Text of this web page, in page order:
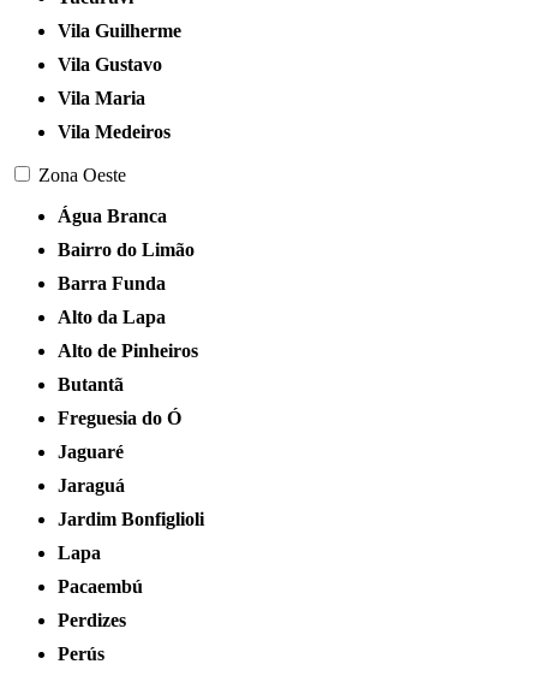
Vila Guilherme
Vila Gustavo
Vila Maria
Vila Medeiros
Zona Oeste
Água Branca
Bairro do Limão
Barra Funda
Alto da Lapa
Alto de Pinheiros
Butantã
Freguesia do Ó
Jaguaré
Jaraguá
Jardim Bonfiglioli
Lapa
Pacaembú
Perdizes
Perús